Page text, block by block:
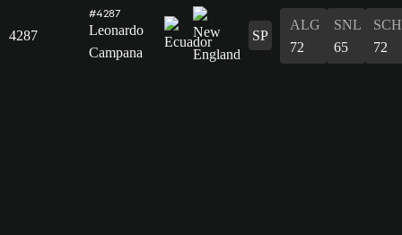
4287
#4287
Leonardo
Campana
SP
ALG
72
SNL
65
SCH
72